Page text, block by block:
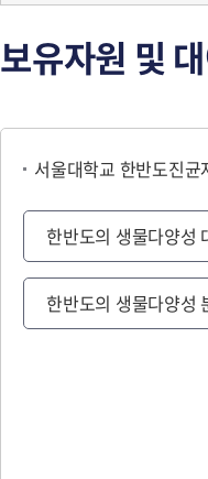
보유자원 및
서울대학교 한반도진균
한반도의 생물다양성
한반도의 생물다양성